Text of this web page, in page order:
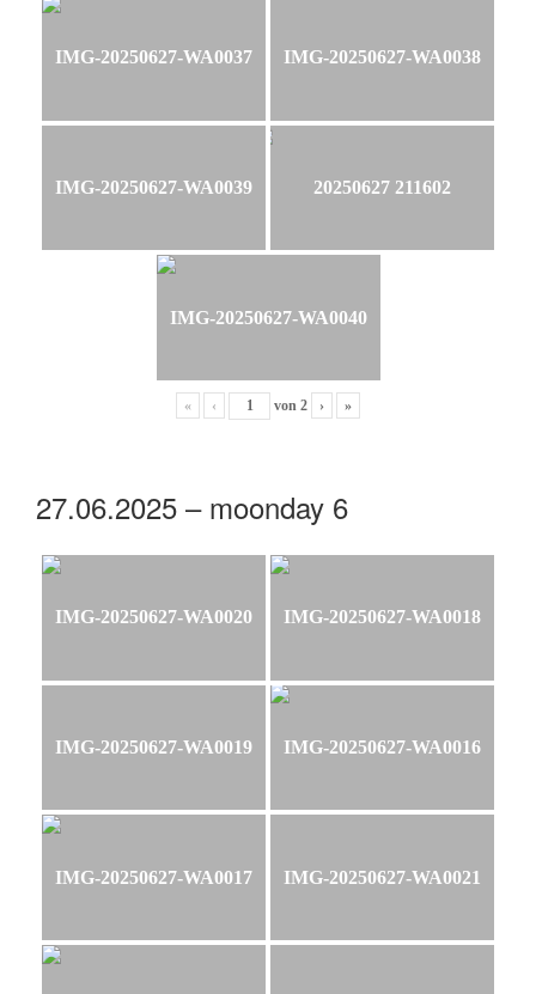
IMG-20250627-WA0037 IMG-20250627-WA0038
IMG-20250627-WA0039 20250627 211602
IMG-20250627-WA0040
« ‹ von 2 › »
27.06.2025 – moonday 6
IMG-20250627-WA0020 IMG-20250627-WA0018
IMG-20250627-WA0019 IMG-20250627-WA0016
IMG-20250627-WA0017 IMG-20250627-WA0021